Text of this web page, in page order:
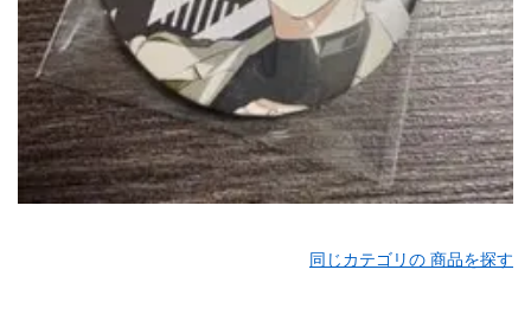
同じカテゴリの 商品を探す